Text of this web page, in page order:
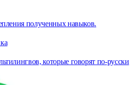
полученных навыков.
которые говорят по-русски